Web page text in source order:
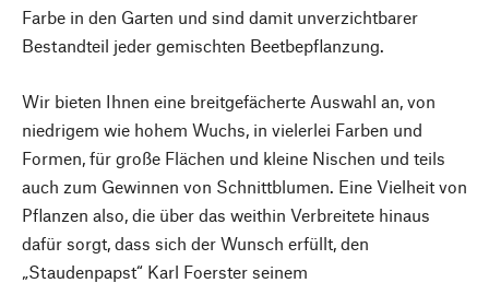
Farbe in den Garten und sind damit unverzichtbarer
Bestandteil jeder gemischten Beetbepflanzung.
Wir bieten Ihnen eine breitgefächerte Auswahl an, von
niedrigem wie hohem Wuchs, in vielerlei Farben und
Formen, für große Flächen und kleine Nischen und teils
auch zum Gewinnen von Schnittblumen. Eine Vielheit von
Pflanzen also, die über das weithin Verbreitete hinaus
dafür sorgt, dass sich der Wunsch erfüllt, den
„Staudenpapst“ Karl Foerster seinem